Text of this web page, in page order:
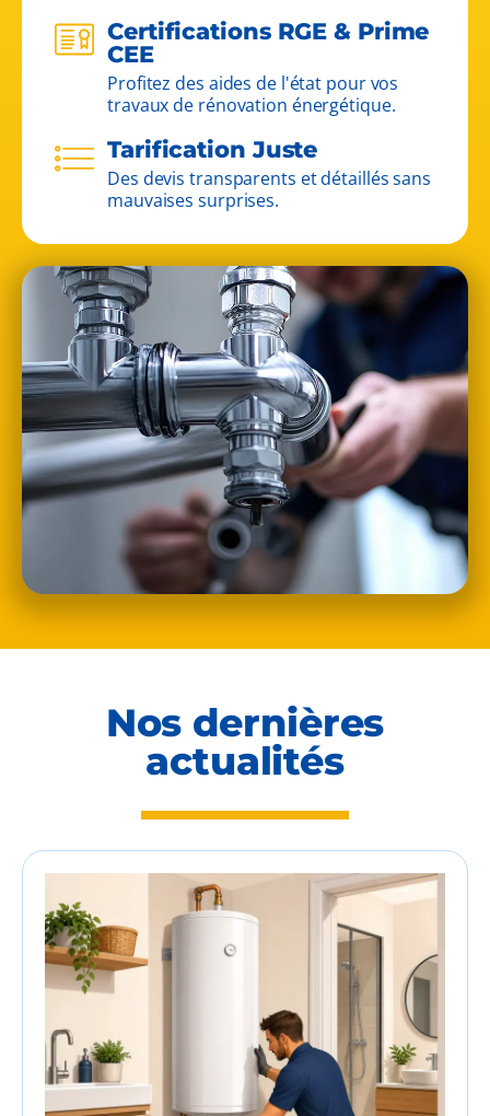
Certifications RGE & Prime
CEE
Profitez des aides de l'état pour vos
travaux de rénovation énergétique.
Tarification Juste
Des devis transparents et détaillés sans
mauvaises surprises.
Nos dernières
actualités